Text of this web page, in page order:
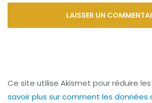
Ce site utilise Akismet pour réduire
savoir plus sur comment les données